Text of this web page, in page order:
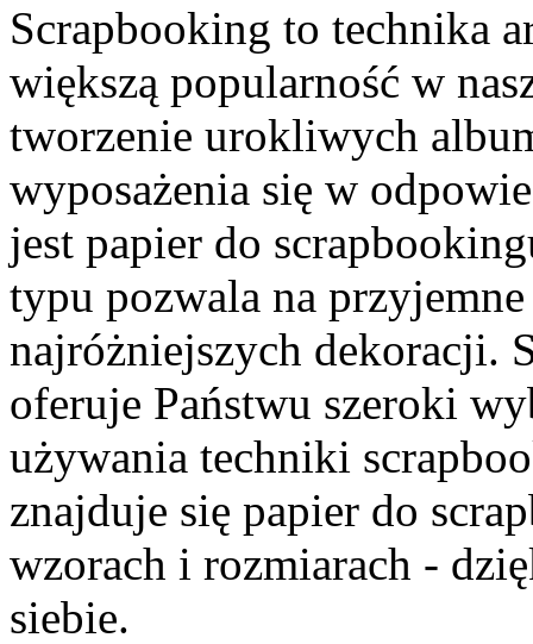
Scrapbooking to technika
większą popularność w
tworzenie urokliwych
wyposażenia się w
jest papier do
typu pozwala na
najróżniejszych dekoracji.
oferuje Państwu szeroki
używania techniki
znajduje się papier do
wzorach i rozmiarach -
siebie.